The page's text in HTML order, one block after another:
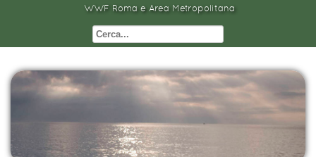
WWF Roma e Area Metropolitana